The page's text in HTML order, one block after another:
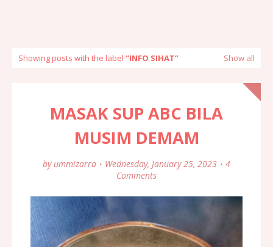
Showing posts with the label INFO SIHAT Show all
MASAK SUP ABC BILA
MUSIM DEMAM
by ummizarra Wednesday, January 25, 2023
4
Comments